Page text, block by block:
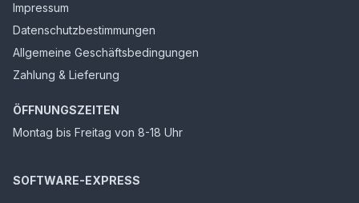
Impressum
Datenschutzbestimmungen
Allgemeine Geschäftsbedingungen
Zahlung & Lieferung
ÖFFNUNGSZEITEN
Montag bis Freitag von 8-18 Uhr
SOFTWARE-EXPRESS